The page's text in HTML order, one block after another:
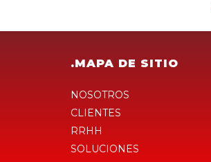
.MAPA DE SITIO
NOSOTROS
CLIENTES
RRHH
SOLUCIONES